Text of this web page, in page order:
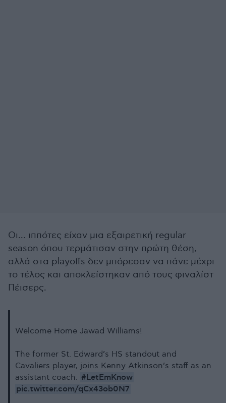
Οι... ιππότες είχαν μια εξαιρετική regular
season όπου τερμάτισαν στην πρώτη θέση,
αλλά στα playoffs δεν μπόρεσαν να πάνε μέχρι
το τέλος και αποκλείστηκαν από τους φιναλίστ
Πέισερς.
Welcome Home Jawad Williams!
The former St. Edward’s HS standout and
Cavaliers player, joins Kenny Atkinson’s staff as an
assistant coach. #LetEmKnow
pic.twitter.com/qCx43ob0N7